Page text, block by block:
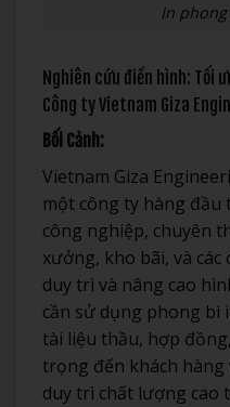
In
Nghiên cứu điển hình: Tối
Công ty Vietnam Giza
Bối Cảnh:
Vietnam Giza
một công ty hàng
công nghiệp, chuyên
xưởng, kho bãi, và
duy trì và nâng cao
cần sử dụng phong bì
tài liệu thầu, hợp
trọng đến khách hàng
duy trì chất lượng cao